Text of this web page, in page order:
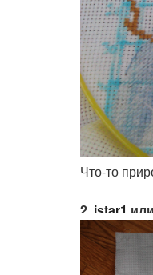
Что-то
2. istar1